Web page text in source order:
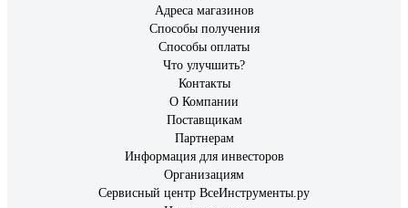
Адреса магазинов
Способы получения
Способы оплаты
Что улучшить?
Контакты
О Компании
Поставщикам
Партнерам
Информация для инвесторов
Организациям
Сервисный центр ВсеИнструменты.ру